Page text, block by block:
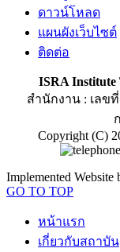
ดาวน์โหลด
แผนผังเว็บไซต์
ติดต่อ
ISRA Institute
สำนักงาน : เลข
Copyright (C)
Implemented Website
GO TO TOP
หน้าแรก
เกี่ยวกับสถาบัน